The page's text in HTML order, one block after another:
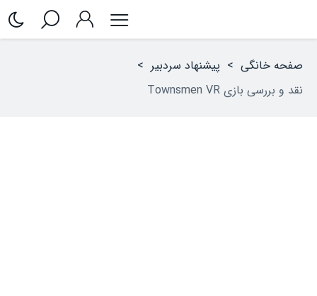
صفحه خانگی > پیشنهاد سردبیر >
نقد و بررسی بازی Townsmen VR